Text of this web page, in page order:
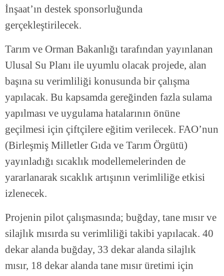
İnşaat’ın destek sponsorluğunda
gerçekleştirilecek.
Tarım ve Orman Bakanlığı tarafından yayınlanan
Ulusal Su Planı ile uyumlu olacak projede, alan
başına su verimliliği konusunda bir çalışma
yapılacak. Bu kapsamda gereğinden fazla sulama
yapılması ve uygulama hatalarının önüne
geçilmesi için çiftçilere eğitim verilecek. FAO’nun
(Birleşmiş Milletler Gıda ve Tarım Örgütü)
yayınladığı sıcaklık modellemelerinden de
yararlanarak sıcaklık artışının verimliliğe etkisi
izlenecek.
Projenin pilot çalışmasında; buğday, tane mısır ve
silajlık mısırda su verimliliği takibi yapılacak. 40
dekar alanda buğday, 33 dekar alanda silajlık
mısır, 18 dekar alanda tane mısır üretimi için